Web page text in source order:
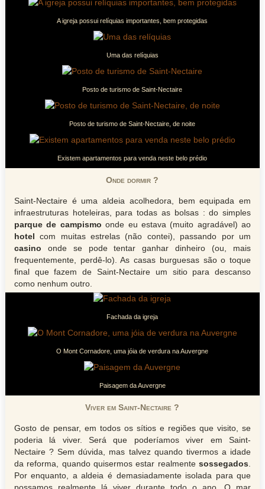
A igreja possui relíquias importantes, bem protegidas
Uma das relíquias
Posto de turismo de Saint-Nectaire
Posto de turismo de Saint-Nectaire, de noite
Existem apartamentos para venda neste belo prédio
Onde dormir ?
Saint-Nectaire é uma aldeia acolhedora, bem equipada em
infraestruturas hoteleiras, para todas as bolsas : do simples
parque de campismo onde eu estava (muito agradável) ao
hotelcom muitas estrelas (não contei), passando por um
casino onde se pode tentar ganhar dinheiro (ou, mais
frequentemente, perdê-lo). As casas burguesas são o toque
final que fazem de Saint-Nectaire um sitio para descanso
como nenhum outro.
Fachada da igreja
O Mont Cornadore, uma jóia de verdura na Auvergne
Paisagem da Auvergne
Viver em Saint-Nectaire ?
Gosto de pensar, em todos os sítios e regiões que visito, se
poderia lá viver. Será que poderíamos viver em Saint-
Nectaire ? Sem dúvida, mas talvez quando tivermos a idade
da reforma, quando quisermos estar realmentesossegados
Por enquanto, a aldeia é demasiadamente isolada para que